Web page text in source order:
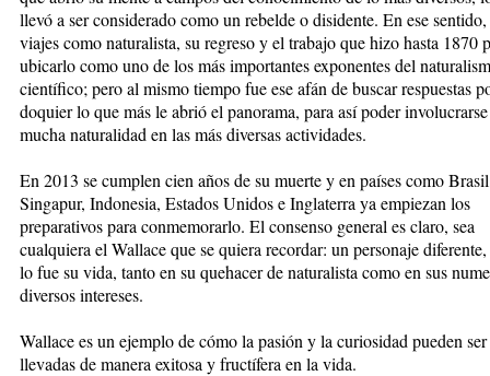
llevó a ser considerado como un rebelde o disidente. En ese sentido,
viajes como naturalista, su regreso y el trabajo que hizo hasta 1870
ubicarlo como uno de los más importantes exponentes del
científico; pero al mismo tiempo fue ese afán de buscar respuestas
doquier lo que más le abrió el panorama, para así poder
mucha naturalidad en las más diversas actividades.
En 2013 se cumplen cien años de su muerte y en países como
Singapur, Indonesia, Estados Unidos e Inglaterra ya empiezan los
preparativos para conmemorarlo. El consenso general es claro, sea
cualquiera el Wallace que se quiera recordar: un personaje
lo fue su vida, tanto en su quehacer de naturalista como en sus
diversos intereses.
Wallace es un ejemplo de cómo la pasión y la curiosidad pueden ser
llevadas de manera exitosa y fructífera en la vida.